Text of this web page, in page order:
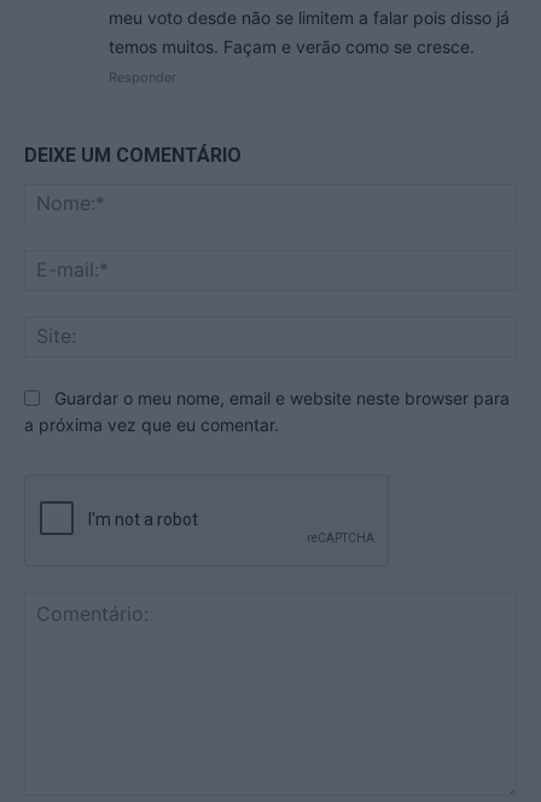
meu voto desde não se limitem a falar pois disso já
temos muitos. Façam e verão como se cresce.
Responder
DEIXE UM COMENTÁRIO
Guardar o meu nome, email e website neste browser para
a próxima vez que eu comentar.